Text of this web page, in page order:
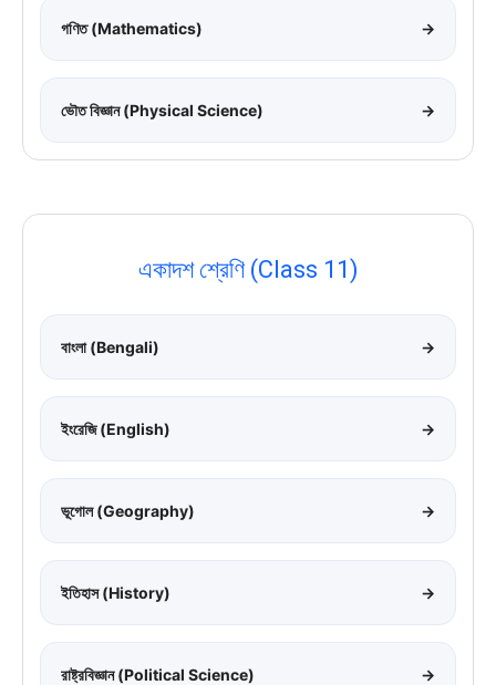
গণিত (Mathematics) →
ভৌত বিজ্ঞান (Physical Science) →
একাদশ শ্রেণি (Class 11)
বাংলা (Bengali) →
ইংরেজি (English) →
ভূগোল (Geography) →
ইতিহাস (History) →
রাষ্ট্রবিজ্ঞান (Political Science) →